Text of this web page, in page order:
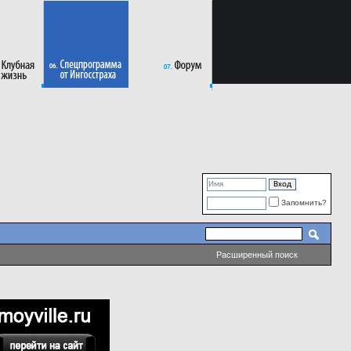
Запомнить?
Расширенный поиск